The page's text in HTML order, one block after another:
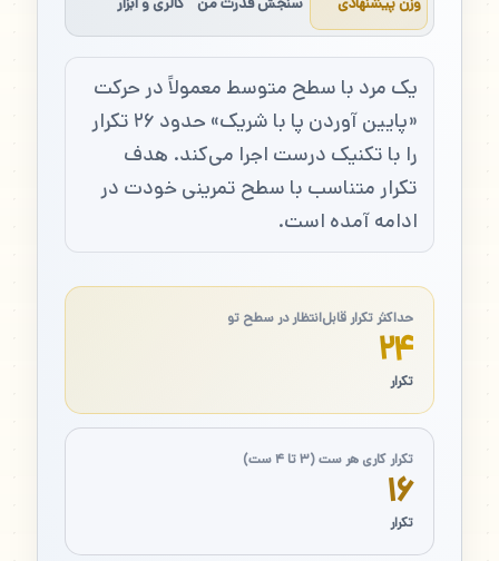
یک مرد با سطح متوسط معمولاً در حرکت
«پایین آوردن پا با شریک» حدود ۲۶ تکرار
را با تکنیک درست اجرا می‌کند. هدف
تکرار متناسب با سطح تمرینی خودت در
ادامه آمده است.
حداکثر تکرار قابل‌انتظار در سطح تو
۲۴
تکرار
تکرار کاری هر ست (۳ تا ۴ ست)
۱۶
تکرار